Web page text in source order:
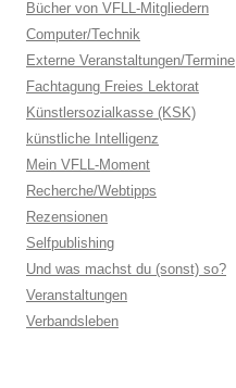
Bücher von VFLL-Mitgliedern
Computer/Technik
Externe Veranstaltungen/Termine
Fachtagung Freies Lektorat
Künstlersozialkasse (KSK)
künstliche Intelligenz
Mein VFLL-Moment
Recherche/Webtipps
Rezensionen
Selfpublishing
Und was machst du (sonst) so?
Veranstaltungen
Verbandsleben